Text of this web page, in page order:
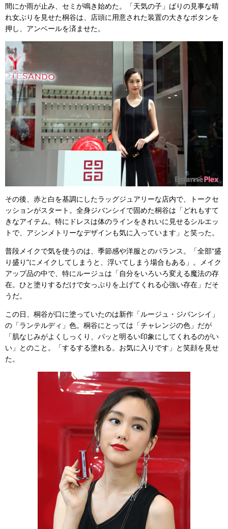
間にか雨が止み、セミが鳴き始めた。「天気の子」ばりの見事な晴
れ女ぶりを見せた桐谷は、店頭に用意された装置の大きなボタンを
押し、アンベールを済ませた。
その後、赤と白を基調にしたラッグジュアリーな店内で、トークセ
ッションがスタート。全身ジバンシイで固めた桐谷は「どれもすて
きなアイテム。特にドレスは体のラインをきれいに見せるシルエッ
トで、アシンメトリーなデザインも気に入っています」と笑った。
普段メイクで気を使うのは、季節感や洋服とのバランス。「全部“盛
り盛り”にメイクしてしまうと、浮いてしまう場合もある」。メイク
アップ品の中で、特にルージュは「自分をいろいろ変える魔法の存
在。ひと塗りするだけで女っぷりを上げてくれる心強い存在」だそ
うだ。
この日、桐谷が口に塗っていたのは新作「ルージュ・ジバンシイ」
の「ランテルディ」色。桐谷にとっては「チャレンジの色」だが
「肌なじみがよくしっくり、パッと明るい印象にしてくれるのがい
い」とのこと。「するする塗れる。お気に入りです」と笑顔を見せ
た。